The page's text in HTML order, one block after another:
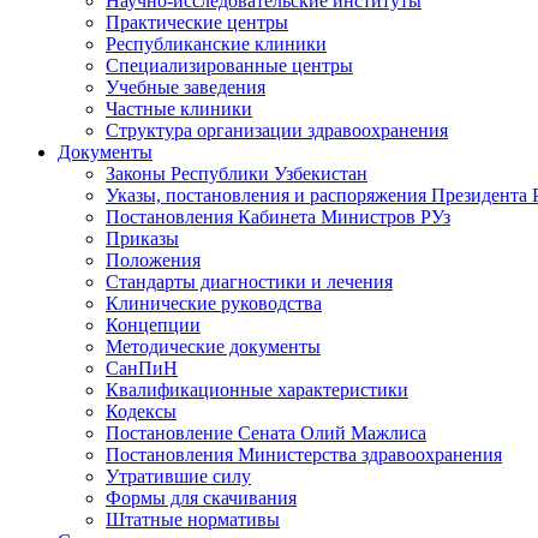
Практические центры
Республиканские клиники
Специализированные центры
Учебные заведения
Частные клиники
Структура организации здравоохранения
Документы
Законы Республики Узбекистан
Указы, постановления и распоряжения Президента
Постановления Кабинета Министров РУз
Приказы
Положения
Стандарты диагностики и лечения
Клинические руководства
Концепции
Методические документы
СанПиН
Квалификационные характеристики
Кодексы
Постановление Сената Олий Мажлиса
Постановления Министерства здравоохранения
Утратившие силу
Формы для скачивания
Штатные нормативы